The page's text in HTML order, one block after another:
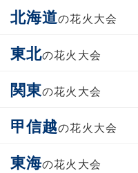
北海道の花火大会
東北の花火大会
関東の花火大会
甲信越の花火大会
東海の花火大会